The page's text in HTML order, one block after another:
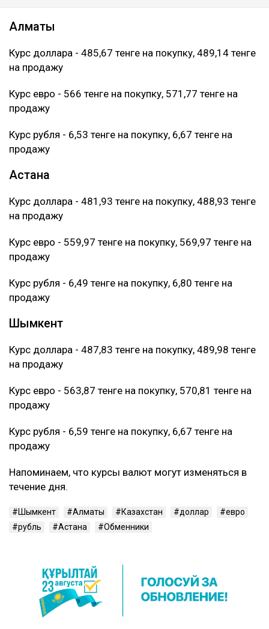
Алматы
Курс доллара - 485,67 тенге на покупку, 489,14 тенге
на продажу
Курс евро - 566 тенге на покупку, 571,77 тенге на
продажу
Курс рубля - 6,53 тенге на покупку, 6,67 тенге на
продажу
Астана
Курс доллара - 481,93 тенге на покупку, 488,93 тенге
на продажу
Курс евро - 559,97 тенге на покупку, 569,97 тенге на
продажу
Курс рубля - 6,49 тенге на покупку, 6,80 тенге на
продажу
Шымкент
Курс доллара - 487,83 тенге на покупку, 489,98 тенге
на продажу
Курс евро - 563,87 тенге на покупку, 570,81 тенге на
продажу
Курс рубля - 6,59 тенге на покупку, 6,67 тенге на
продажу
Напоминаем, что курсы валют могут изменяться в
течение дня.
Шымкент Алматы Казахстан доллар
евро
рубль
Астана Обменники